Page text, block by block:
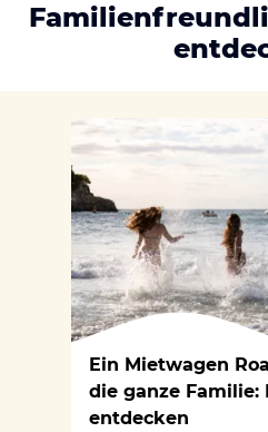
Ein Mietwagen
die ganze Familie:
entdecken